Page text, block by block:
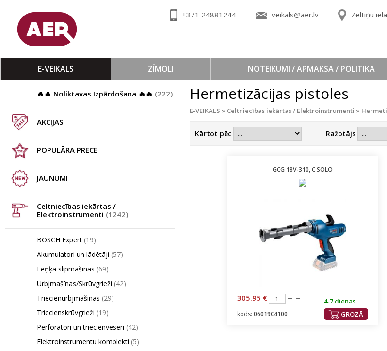
+371 24881244 veikals@aer.lv Zeltiņu
E-VEIKALS ZĪMOLI NOTEIKUMI / APMAKSA / POLITIKA
🔥🔥 Noliktavas Izpārdošana 🔥🔥 (222)
AKCIJAS
POPULĀRA PRECE
JAUNUMI
Celtniecības iekārtas /
Elektroinstrumenti (1242)
BOSCH Expert (19)
Akumulatori un lādētāji (57)
Leņķa slīpmašīnas (69)
Urbjmašīnas/Skrūvgrieži (42)
Triecienurbjmašīnas (29)
Triecienskrūvgrieži (19)
Perforatori un triecienveseri (42)
Elektroinstrumentu komplekti (5)
Hermetizācijas pistoles
E-VEIKALS » Celtniecības iekārtas / Elektroinstrumenti »
Kārtot pēc Ražotājs
GCG 18V-310, C SOLO
305.95 €
4-7 dienas
GROZĀ
kods: 06019C4100